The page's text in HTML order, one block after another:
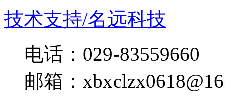
技术支持/名远科技
电话：029-83559660
邮箱：